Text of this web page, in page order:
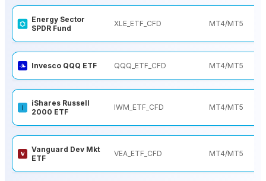
Energy Sector
SPDR Fund
XLE_ETF_CFD MT4/MT5
Invesco QQQ ETF QQQ_ETF_CFD MT4/MT5
iShares Russell
2000 ETF
IWM_ETF_CFD MT4/MT5
Vanguard Dev Mkt
ETF
VEA_ETF_CFD MT4/MT5